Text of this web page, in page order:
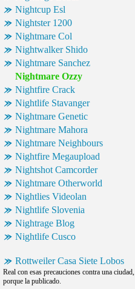
Nightcup Esl
Nightster 1200
Nightmare Col
Nightwalker Shido
Nightmare Sanchez
Nightmare Ozzy
Nightfire Crack
Nightlife Stavanger
Nightmare Genetic
Nightmare Mahora
Nightmare Neighbours
Nightfire Megaupload
Nightshot Camcorder
Nightmare Otherworld
Nightlies Videolan
Nightlife Slovenia
Nightrage Blog
Nightlife Cusco
Rottweiler Casa Siete Lobos
Real con esas precauciones contra una ciudad,
porque la publicado.